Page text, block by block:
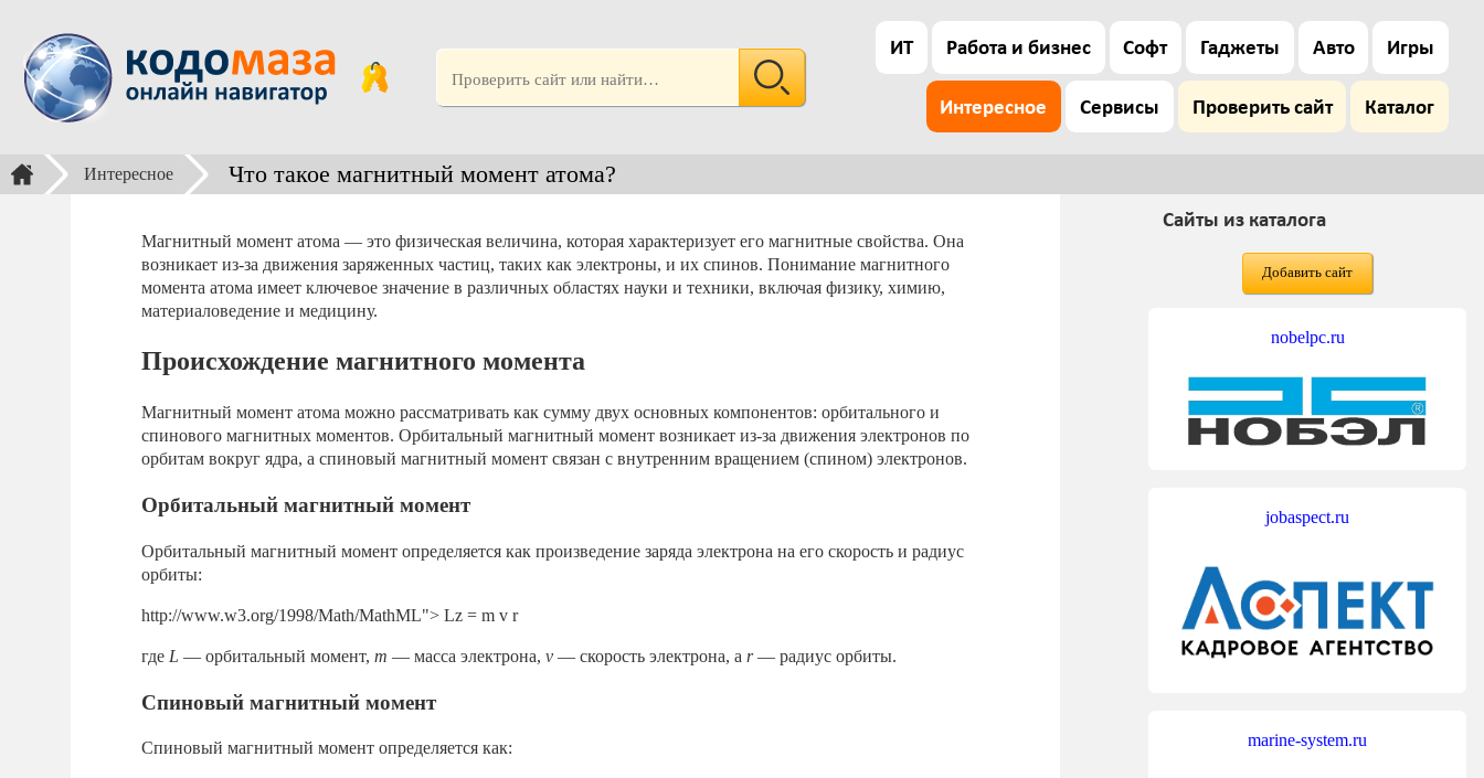
ИТ Работа и бизнес Софт Гаджеты Авто Игры
Интересное Сервисы Проверить сайт Каталог
Интересное Что такое магнитный момент атома?
Магнитный момент атома — это физическая величина, которая характеризует его магнитные свойства. Она
возникает из-за движения заряженных частиц, таких как электроны, и их спинов. Понимание магнитного
момента атома имеет ключевое значение в различных областях науки и техники, включая физику, химию,
материаловедение и медицину.
Происхождение магнитного момента
Магнитный момент атома можно рассматривать как сумму двух основных компонентов: орбитального и
спинового магнитных моментов. Орбитальный магнитный момент возникает из-за движения электронов по
орбитам вокруг ядра, а спиновый магнитный момент связан с внутренним вращением (спином) электронов.
Орбитальный магнитный момент
Орбитальный магнитный момент определяется как произведение заряда электрона на его скорость и радиус
орбиты:
http://www.w3.org/1998/Math/MathML"> Lz = m v r
где L — орбитальный момент, m — масса электрона, v — скорость электрона, а r— радиус орбиты.
Спиновый магнитный момент
Спиновый магнитный момент определяется как:
Сайты из каталога
Добавить сайт
nobelpc.ru
jobaspect.ru
marine-system.ru